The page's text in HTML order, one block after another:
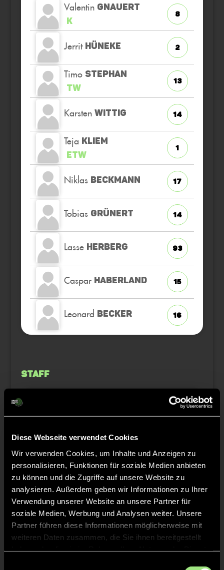
Diese Webseite verwendet Cookies
Wir verwenden Cookies, um Inhalte und Anzeigen zu
personalisieren, Funktionen für soziale Medien anbieten
zu können und die Zugriffe auf unsere Website zu
analysieren. Außerdem geben wir Informationen zu Ihrer
Verwendung unserer Website an unsere Partner für
soziale Medien, Werbung und Analysen weiter. Unsere
Partner führen diese Informationen möglicherweise mit
weiteren Daten zusammen, die Sie ihnen bereitgestellt
Valentin GNAUERT
K
8
Jerrit HÜNEKE 2
Timo STEPHAN
TW
13
Karsten WITTIG 14
Teja KLIEM
ETW
1
Niklas BECKMANN 17
Tobias GRÜNERT 14
Lasse HERBERG 93
Caspar HABERLAND 15
Leonard BECKER 16
Staff
Alexander STAHR
TW = Torwart & ETW = Ersatztorwart, K = Kapitän
Tore & Karten
1/4